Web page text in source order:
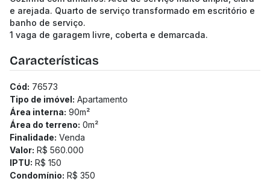
e arejada. Quarto de serviço transformado em escritório e
banho de serviço.
1 vaga de garagem livre, coberta e demarcada.
Características
Cód: 76573
Tipo de imóvel: Apartamento
Área interna: 90m²
Área do terreno: 0m²
Finalidade: Venda
Valor: R$ 560.000
IPTU: R$ 150
Condomínio: R$ 350